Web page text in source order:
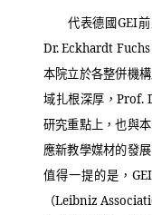
代表德國GEI
Dr. Eckhardt Fuchs
本院立於各整併機
域扎根深厚，Prof.
研究重點上，也與
應新教學媒材的發
值得一提的是， GEI
（Leibniz